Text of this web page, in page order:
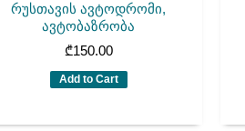
რუსთავის ავტოდრომი,
ავტობაზრობა
₾150.00
Add to Cart